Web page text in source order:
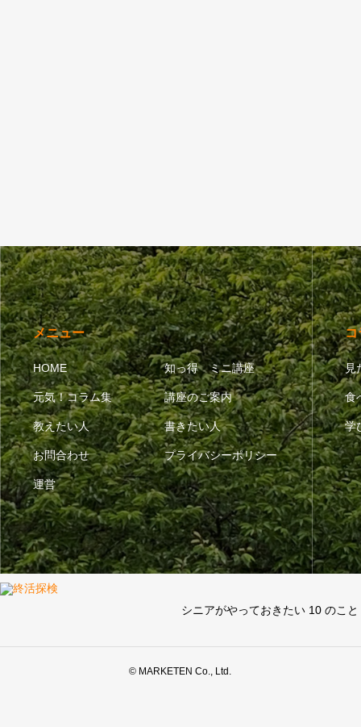
メニュー
HOME 知っ得 ミニ講座
元気！コラム集 講座のご案内
教えたい人 書きたい人
お問合わせ プライバシーポリシー
運営
コ
見
食
学
シニアがやっておきたい 10 のこと
© MARKETEN Co., Ltd.